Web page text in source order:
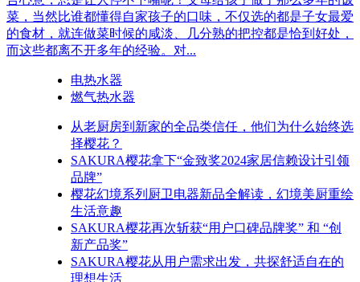
菜，当然比谁都懂得自家孩子的口味，不仅选的都是子女最爱
的食材，就连做菜时候的咸淡、几分熟的把控都是恰到好处，
而这些都离不开多年的经验。对...
电热水器
燃气热水器
从老厨房到新家的全品类信任，他们为什么始终选
择樱花？
SAKURA樱花拿下“金致奖2024家居信赖设计引领
品牌”
樱花幻境系列厨卫电器新品全解读，幻境美厨重绘
生活意趣
SAKURA樱花再次斩获“用户口碑品牌奖” 和 “创
新产品奖”
SAKURA樱花从用户需求出发，共探舒适自在的
理想生活